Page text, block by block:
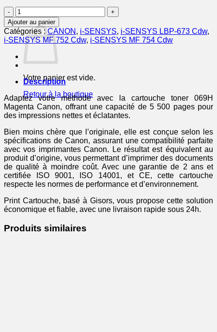
Panier
Votre panier est vide.
Retour à la boutique
quantité
de
CANON
Cartouche
Toner
069H
Magenta
500
Ajouter au panier
Catégories : CANON , i-SENSYS, i-SENSYS LBP-673 Cdw,
i-SENSYS MF 752 Cdw, i-SENSYS MF 754 Cdw
Description
Adaptez votre méthode avec la cartouche toner 069H
Magenta Canon, offrant une capacité de 5 500 pages pour
des impressions nettes et éclatantes.
Bien moins chère que l’originale, elle est conçue selon les
spécifications de Canon, assurant une compatibilité parfaite
avec vos imprimantes Canon. Le résultat est équivalent au
produit d’origine, vous permettant d’imprimer des documents
de qualité à moindre coût. Avec une garantie de 2 ans et
certifiée ISO 9001, ISO 14001, et CE, cette cartouche
respecte les normes de performance et d’environnement.
Print Cartouche, basé à Gisors, vous propose cette solution
économique et fiable, avec une livraison rapide sous 24h.
Produits similaires